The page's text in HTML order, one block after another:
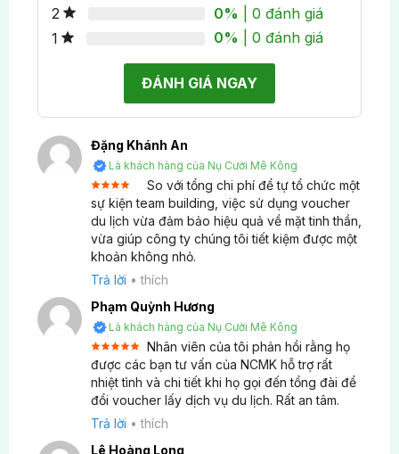
Năm 2023: Đã phát hành hơn 1.100 voucher với
giá trị 1.500.000 VNĐ/voucher
Đến tháng 7/2025: Đã phát hành hơn 5.000
voucher các mệnh giá từ 1.500.000 VNĐ.
Có thể đặt voucher cho nhân viên không thể tham
gia company trip không?
Hoàn toàn phù hợp! Đây chính là lợi ích lớn nhất
của voucher du lịch:
Giải pháp linh hoạt cho nhân viên không thể
tham gia chuyến công ty
Món quà hợp lý nhất để doanh nghiệp gửi lời
cảm ơn
Sử dụng tự do cùng gia đình, bạn bè, người thân
Thời gian linh hoạt theo lịch cá nhân
Lựa chọn đa dạng hành trình yêu thích
2
0%
| 0 đánh giá
1
0% | 0 đánh giá
ĐÁNH GIÁ NGAY
Đặng Khánh An
Là khách hàng của Nụ Cười Mê Kông
Được
xếp
hạng4
5 sao
So với tổng chi phí để tự tổ chức một
sự kiện team building, việc sử dụng voucher
du lịch vừa đảm bảo hiệu quả về mặt tinh thần,
vừa giúp công ty chúng tôi tiết kiệm được một
khoản không nhỏ.
Trả lời •thích
Phạm Quỳnh Hương
Là khách hàng của Nụ Cười Mê Kông
Được xếp
hạng5 5
sao
Nhân viên của tôi phản hồi rằng họ
được các bạn tư vấn của NCMK hỗ trợ rất
nhiệt tình và chi tiết khi họ gọi đến tổng đài để
đổi voucher lấy dịch vụ du lịch. Rất an tâm.
Trả lời •thích
Lê Hoàng Long